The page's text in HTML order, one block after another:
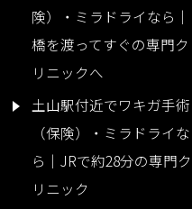
険）・ミラドライなら｜
橋を渡ってすぐの専門ク
リニックへ
土山駅付近でワキガ手術
（保険）・ミラドライな
ら｜JRで約28分の専門ク
リニック